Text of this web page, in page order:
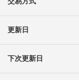
更新日
下次更新日